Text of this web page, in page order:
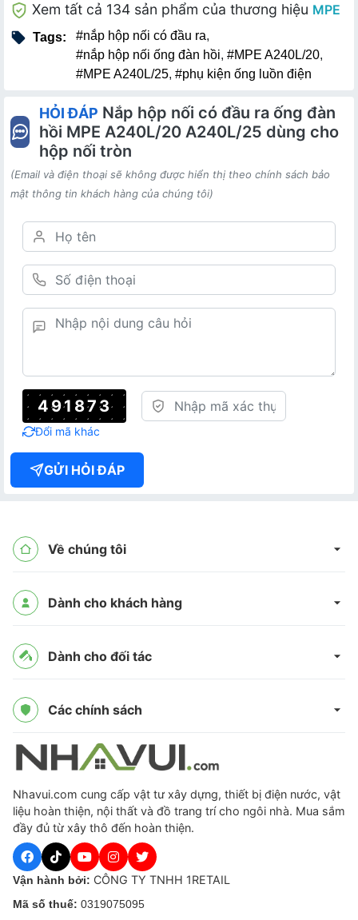
Xem tất cả 134 sản phẩm của thương hiệu MPE
Tags: #nắp hộp nối có đầu ra,
#nắp hộp nối ống đàn hồi, #MPE A240L/20,
#MPE A240L/25, #phụ kiện ống luồn điện
HỎI ĐÁP Nắp hộp nối có đầu ra ống đàn
hồi MPE A240L/20 A240L/25 dùng cho
hộp nối tròn
(Email và điện thoại sẽ không được hiển thị theo chính sách bảo
mật thông tin khách hàng của chúng tôi)
491873
Đổi mã khác
GỬI HỎI ĐÁP
Về chúng tôi
Dành cho khách hàng
Dành cho đối tác
Các chính sách
Nhavui.com cung cấp vật tư xây dựng, thiết bị điện nước, vật
liệu hoàn thiện, nội thất và đồ trang trí cho ngôi nhà. Mua sắm
đầy đủ từ xây thô đến hoàn thiện.
Vận hành bởi: CÔNG TY TNHH 1RETAIL
Mã số thuế: 0319075095